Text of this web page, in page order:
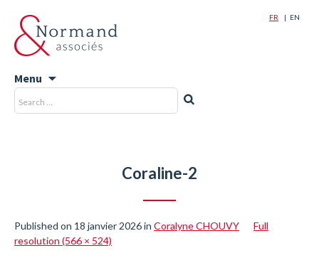
FR EN
Menu
Skip
to
Recherche
pour
Coraline-2
Published on 18 janvier 2026in Coralyne CHOUVY
Full
resolution (566 × 524)